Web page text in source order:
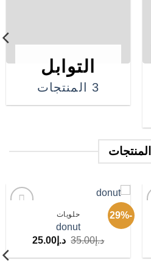
التوابل
3 المنتجات
المنتجات
-29% حلويات
donut
د.إ35.00 السعر
الأصلي
هو:
د.إ25.00السعر
الحالي
هو: